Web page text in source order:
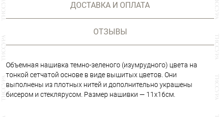
ДОСТАВКА И ОПЛАТА
ОТЗЫВЫ
Объемная нашивка темно-зеленого (изумрудного) цвета на
тонкой сетчатой основе в виде вышитых цветов. Они
выполнены из плотных нитей и дополнительно украшены
бисером и стеклярусом. Размер нашивки — 11х16см.